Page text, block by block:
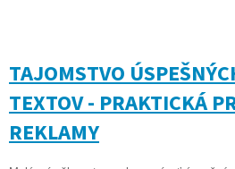
TAJOMSTVO
TEXTOV - PRAKTICKÁ
REKLAMY